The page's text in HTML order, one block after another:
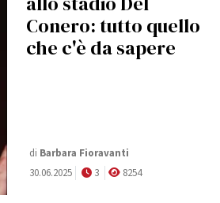
Conero: tutto quello
che c'è da sapere
di Barbara Fioravanti
30.06.2025
3 8254